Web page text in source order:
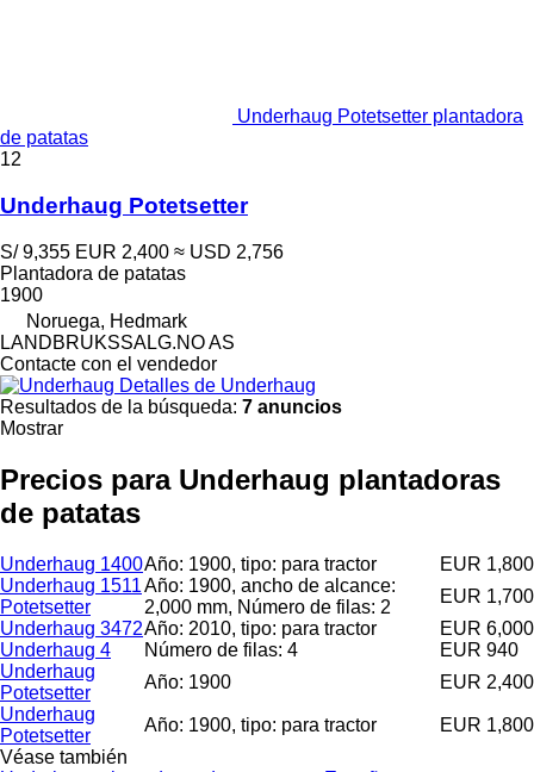
Underhaug Potetsetter plantadora
de patatas
12
Underhaug Potetsetter
S/ 9,355 EUR 2,400 ≈ USD 2,756
Plantadora de patatas
1900
Noruega, Hedmark
LANDBRUKSSALG.NO AS
Contacte con el vendedor
Detalles de Underhaug
Resultados de la búsqueda: 7 anuncios
Mostrar
Precios para Underhaug plantadoras
de patatas
Underhaug 1400Año: 1900, tipo: para tractor
EUR 1,800
Underhaug 1511
Potetsetter
Año: 1900, ancho de alcance:
2,000 mm, Número de filas: 2
EUR 1,700
Underhaug 3472Año: 2010, tipo: para tractor
EUR 6,000
Underhaug 4
Número de filas: 4
EUR 940
Underhaug
Potetsetter
Año: 1900
EUR 2,400
Underhaug
Potetsetter
Año: 1900, tipo: para tractor
EUR 1,800
Véase también